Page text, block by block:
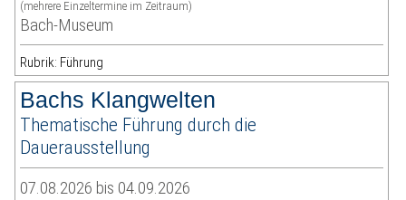
(mehrere Einzeltermine im Zeitraum)
Bach-Museum
Rubrik: Führung
Bachs Klangwelten
Thematische Führung durch die
Dauerausstellung
07.08.2026 bis 04.09.2026